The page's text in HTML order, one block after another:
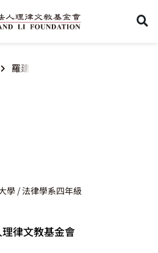
羅建興
學/ 法律學系四年級
律文教基金會